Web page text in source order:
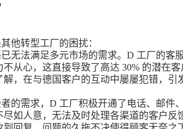
他转型工厂的困扰：
无法满足多元市场的需求。D 工厂的客
从心，这直接导致了高达 30% 的潜在客
，在与德国客户的互动中屡屡犯错，引
的需求，D 工厂积极开通了电话、邮件
如人意，无法及时处理各渠道的客户反